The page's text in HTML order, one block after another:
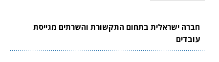
חברה ישראלית בתחום התקשורת והשרתים מגייסת
עובדים